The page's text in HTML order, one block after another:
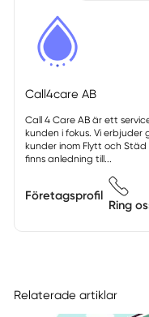
Call4care AB
Call 4 Care AB är ett
kunden i fokus. Vi erbjuder
kunder inom Flytt och
finns anledning till...
Företagsprofil
Ring
Relaterade artiklar